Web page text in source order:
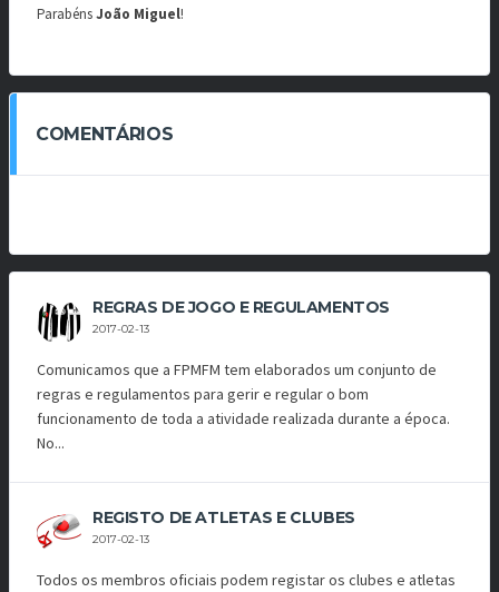
ParabénsJoão Miguel!
COMENTÁRIOS
REGRAS DE JOGO E REGULAMENTOS
2017-02-13
Comunicamos que a FPMFM tem elaborados um conjunto de
regras e regulamentos para gerir e regular o bom
funcionamento de toda a atividade realizada durante a época.
No...
REGISTO DE ATLETAS E CLUBES
2017-02-13
Todos os membros oficiais podem registar os clubes e atletas